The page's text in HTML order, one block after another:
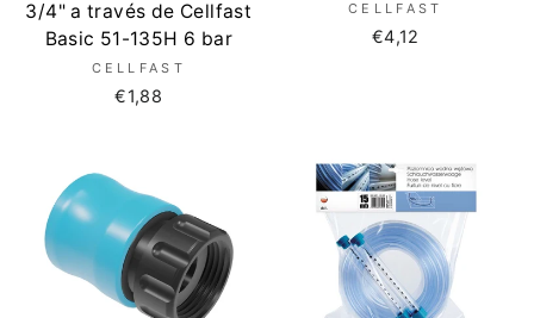
3/4" a través de Cellfast
Basic 51-135H 6 bar
CELLFAST
€1,88
CELLFAST
€4,12